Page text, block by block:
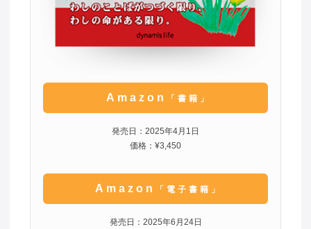
Amazon 「書籍」
発売日：2025年4月1日
価格：¥3,450
Amazon 「電子書籍」
発売日：2025年6月24日